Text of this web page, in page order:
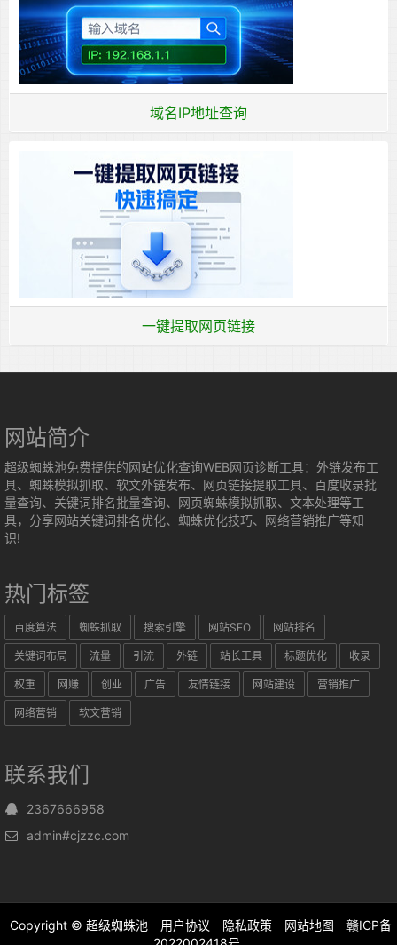
域名IP地址查询
一键提取网页链接
网站简介
超级蜘蛛池免费提供的网站优化查询WEB网页诊断工具：外链发布工
具、蜘蛛模拟抓取、软文外链发布、网页链接提取工具、百度收录批
量查询、关键词排名批量查询、网页蜘蛛模拟抓取、文本处理等工
具，分享网站关键词排名优化、蜘蛛优化技巧、网络营销推广等知
识!
热门标签
百度算法 蜘蛛抓取 搜索引擎 网站SEO 网站排名
关键词布局 流量 引流 外链 站长工具 标题优化 收录
权重 网赚 创业 广告 友情链接 网站建设 营销推广
网络营销 软文营销
联系我们
2367666958
admin#cjzzc.com
Copyright © 超级蜘蛛池 用户协议 隐私政策 网站地图
赣ICP备